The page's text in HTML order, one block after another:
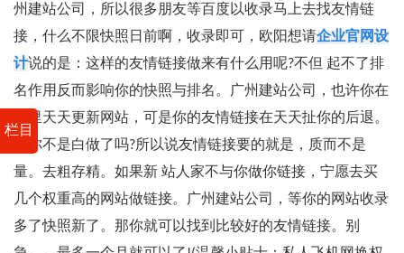
栏目
州建站公司，所以很多朋友等百度以收录马上去找友情链
接，什么不限快照日前啊，收录即可，欧阳想请企业官网设
计说的是：这样的友情链接做来有什么用呢?不但 起不了排
名作用反而影响你的快照与排名。广州建站公司，也许你在
那里天天更新网站，可是你的友情链接在天天扯你的后退。
那你不是白做了吗?所以说友情链接要的就是，质而不是
量。去粗存精。如果新 站人家不与你做你链接，宁愿去买
几个权重高的网站做链接。广州建站公司，等你的网站收录
多了快照新了。那你就可以找到比较好的友情链接。别